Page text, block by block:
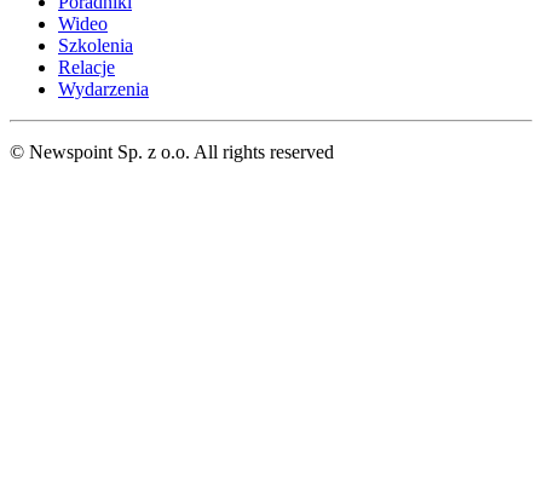
Wideo
Szkolenia
Relacje
Wydarzenia
© Newspoint Sp. z o.o. All rights reserved